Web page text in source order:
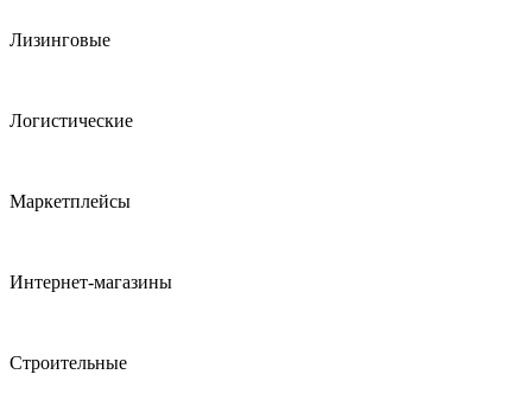
Лизинговые
Логистические
Маркетплейсы
Интернет-магазины
Строительные